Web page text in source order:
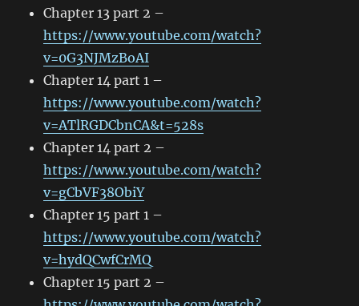
Chapter 13 part 2 –
https://www.youtube.com/watch?
v=0G3NJMzBoAI
Chapter 14 part 1 –
https://www.youtube.com/watch?
v=ATlRGDCbnCA&t=528s
Chapter 14 part 2 –
https://www.youtube.com/watch?
v=gCbVF38ObiY
Chapter 15 part 1 –
https://www.youtube.com/watch?
v=hydQCwfCrMQ
Chapter 15 part 2 –